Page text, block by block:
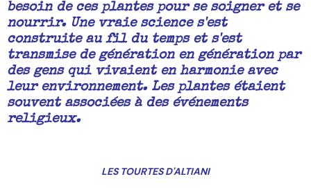
besoin de ces plantes pour se soigner et se
nourrir. Une vraie science s'est
construite au fil du temps et s'est
transmise de génération en génération par
des gens qui vivaient en harmonie avec
leur environnement. Les plantes étaient
souvent associées à des événements
religieux.
LES TOURTES D'ALTIANI